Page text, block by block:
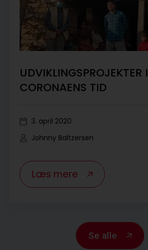
UDVIKLINGSPROJEKTER I
CORONAENS TID
3. april 2020
Johnny Baltzersen
Læs mere
Se alle